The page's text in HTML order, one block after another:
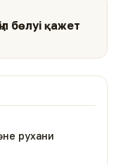
бөлуі қажет
рухани